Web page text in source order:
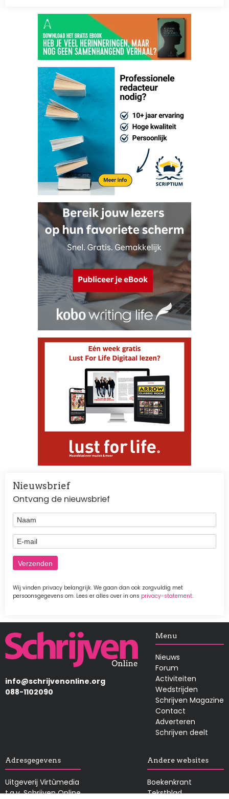
Nieuwsbrief
Ontvang de nieuwsbrief
Naam
E-mail
Wij vinden privacy belangrijk. We gaan dan ook zorgvuldig met
persoonsgegevens om. Lees er alles over in ons privacy-statement.
Afbeelding
info@schrijvenonline.org
088-1102090
Menu
Nieuws
Forum
Activiteiten
Wedstrijden
Schrijven Magazine
Contact
Adverteren
Schrijven deelt
Adresgegevens
Uitgeverij Virtùmedia
t.a.v. Schrijven Online
Andere websites
Boekenkrant
Tekstblad